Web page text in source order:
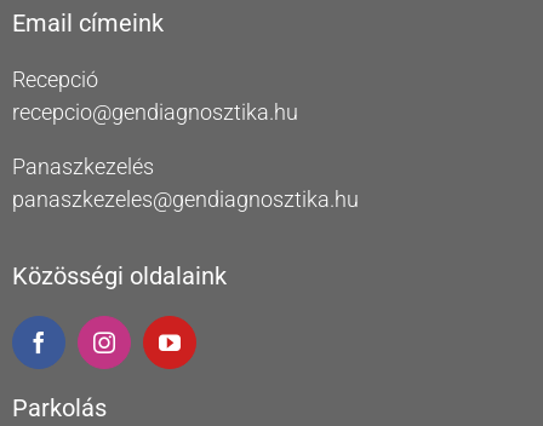
Email címeink
Recepció
recepcio@gendiagnosztika.hu
Panaszkezelés
panaszkezeles@gendiagnosztika.hu
Közösségi oldalaink
Parkolás